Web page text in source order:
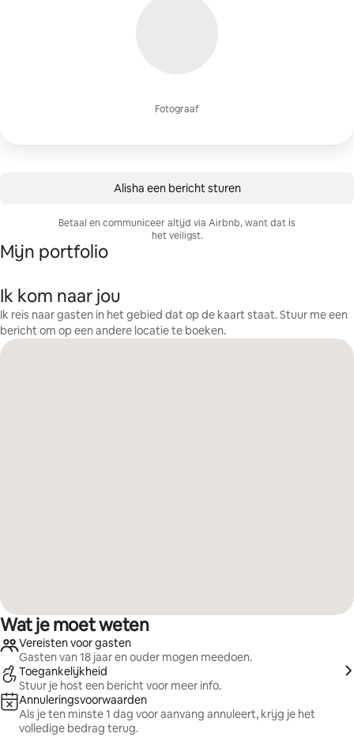
Fotograaf
Alisha een bericht sturen
Betaal en communiceer altijd via Airbnb, want dat is
het veiligst.
Mijn portfolio
Ik kom naar jou
Ik reis naar gasten in het gebied dat op de kaart staat. Stuur me een
bericht om op een andere locatie te boeken.
Wat je moet weten
Vereisten voor gasten
Gasten van 18 jaar en ouder mogen meedoen.
Toegankelijkheid
Stuur je host een bericht voor meer info.
Annuleringsvoorwaarden
Als je ten minste 1 dag voor aanvang annuleert, krijg je het
volledige bedrag terug.